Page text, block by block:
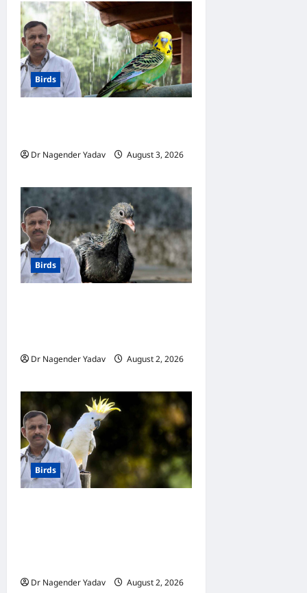
Birds
Dr Nagender Yadav
August 3, 2026
Birds
Dr Nagender Yadav
August 2, 2026
Birds
Dr Nagender Yadav
August 2, 2026